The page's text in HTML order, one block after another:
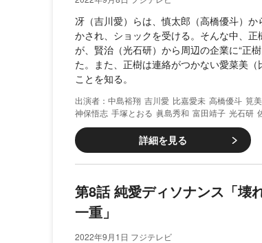
冴（吉川愛）らは、慎太郎（高橋優斗）
かされ、ショックを受ける。そんな中、
が、賢治（光石研）から周辺の企業に“正
た。また、正樹は連絡がつかない愛菜美
ことを知る。
中島裕翔 吉川愛 比嘉愛未 高橋優斗 筧
神保悟志 手塚とおる 眞島秀和 富田靖子 光石研
詳細を見る
第8話 純愛ディソナンス「壊
一重」
2022年9月1日 フジテレビ